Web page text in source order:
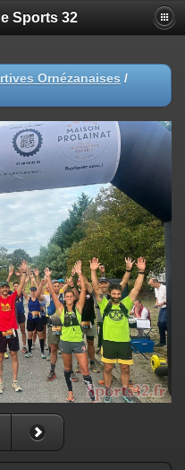
Sports 32
Ornézanaises /